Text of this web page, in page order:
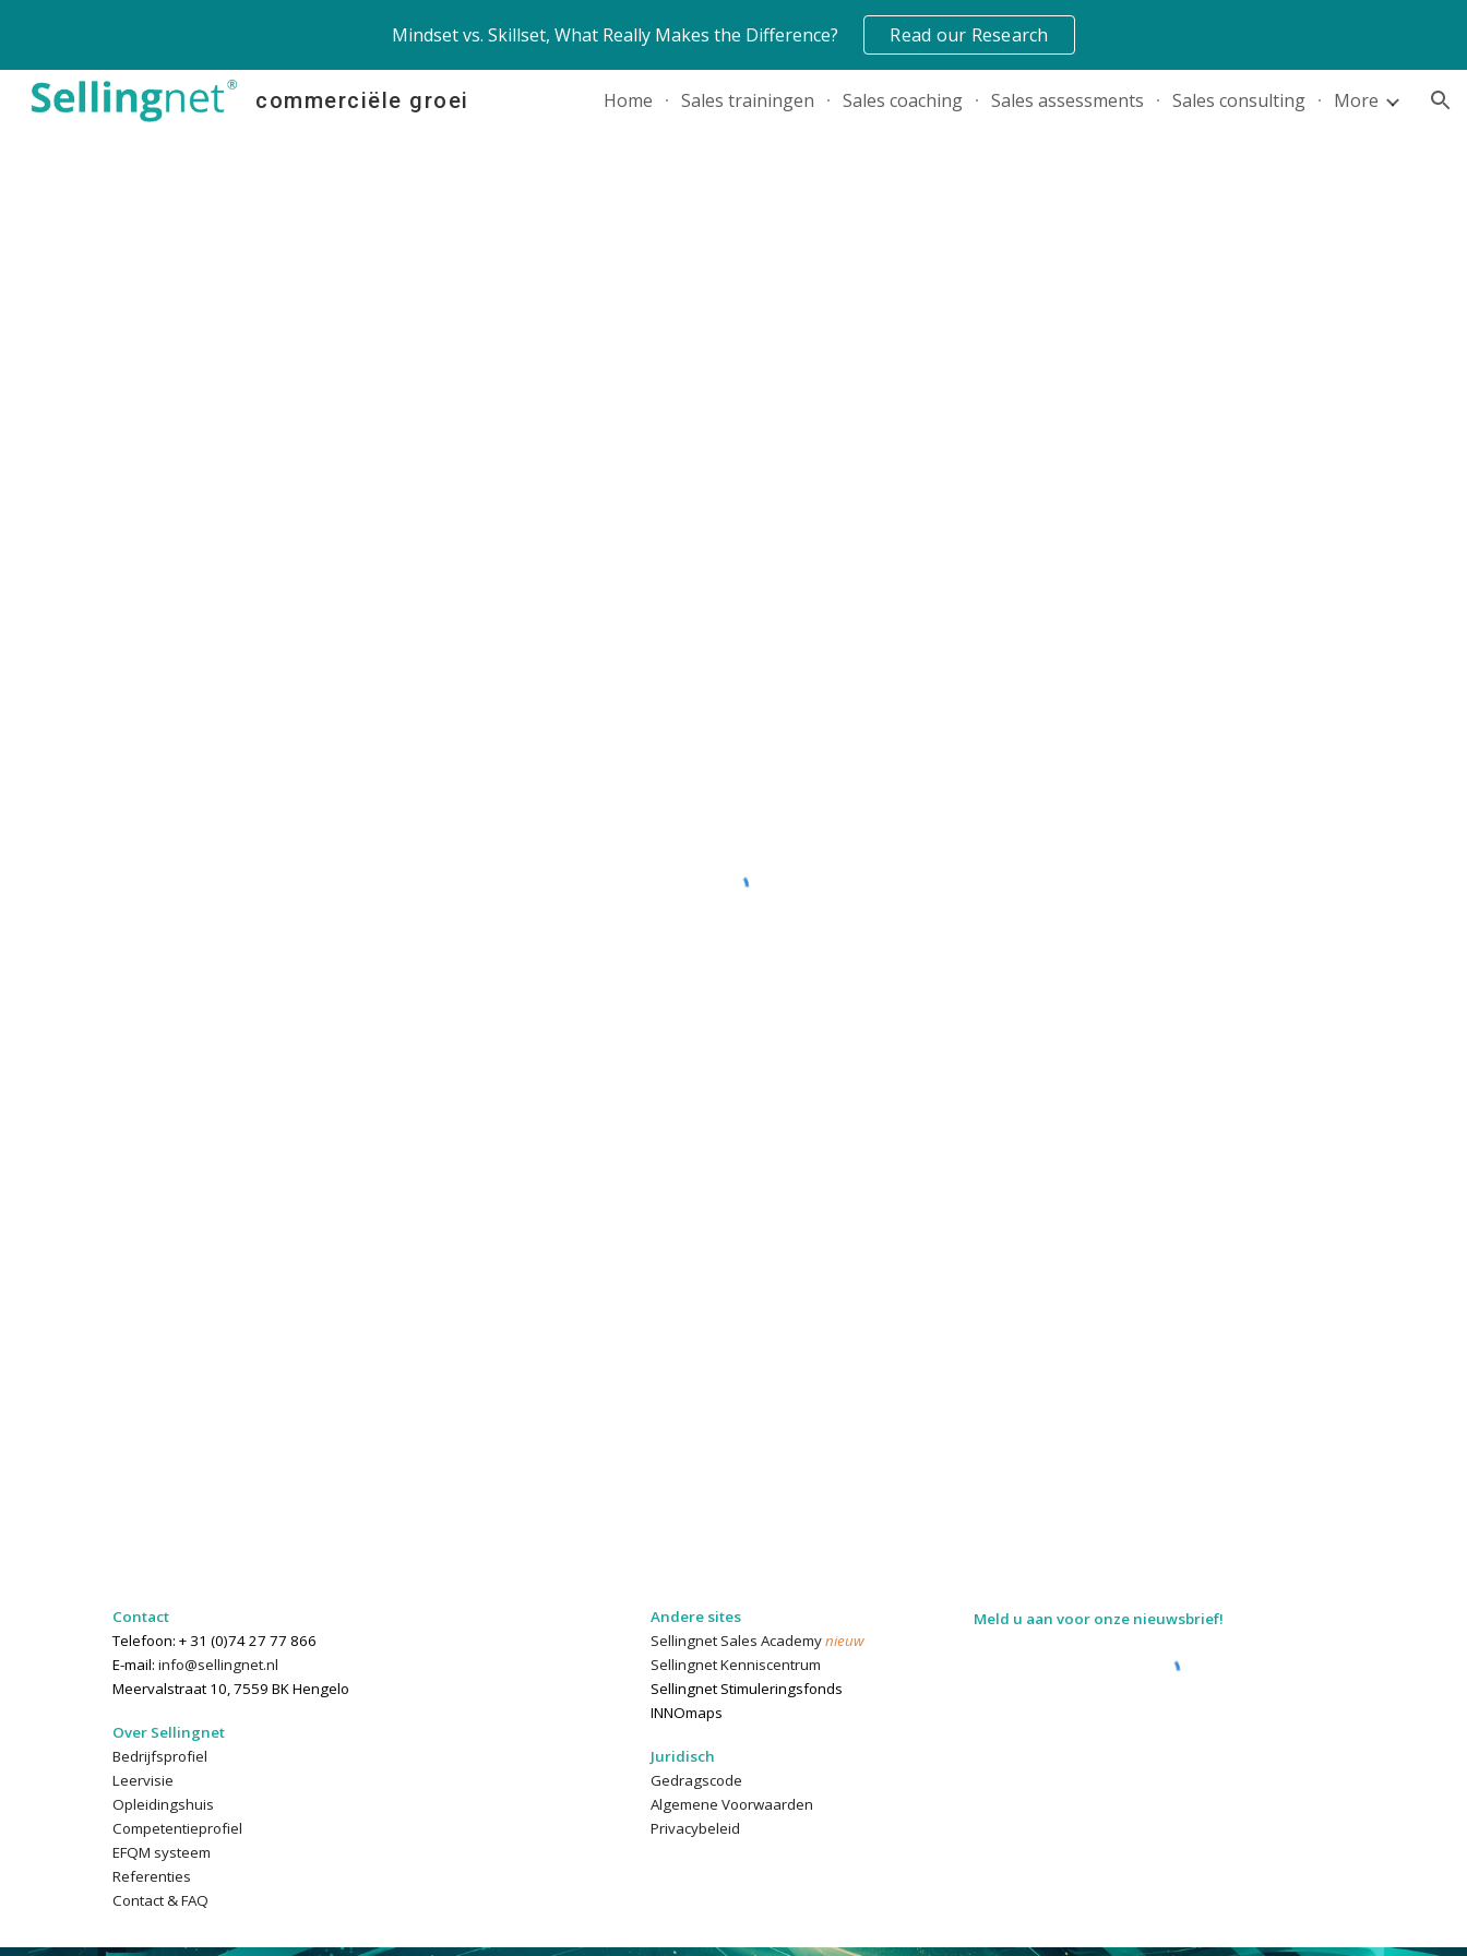
Skip to main content Skip to navigation
Mindset vs. Skillset, What Really Makes the Difference? Read our Research
commerciële groei Home Sales trainingen Sales coaching Sales assessments Sales consulting More
Contact
Telefoon: + 31 (0)74 27 77 866
E-mail: info@sellingnet.nl
Meervalstraat 10, 7559 BK Hengelo
Over Sellingnet
Bedrijfsprofiel
Leervisie
Opleidingshuis
Competentieprofiel
EFQM systeem
Referenties
Contact & FAQ
Andere sites
Sellingnet Sales Academynieuw
Sellingnet Kenniscentrum
Sellingnet Stimuleringsfonds
INNOmaps
Juridisch
Gedragscode
Algemene Voorwaarden
Privacybeleid
Meld u aan voor onze nieuwsbrief!